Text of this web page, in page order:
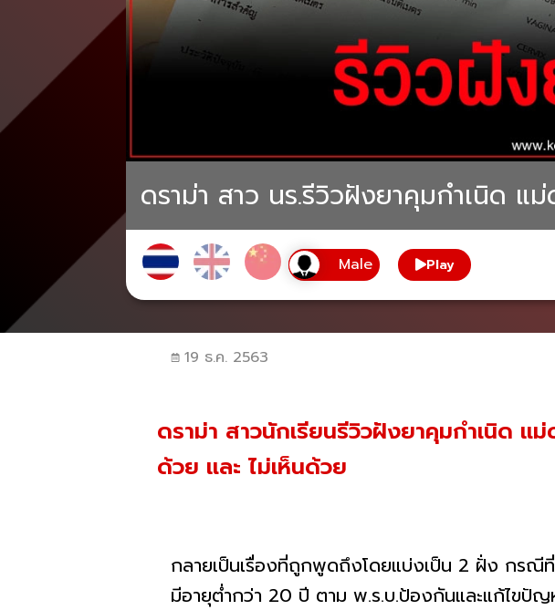
ดราม่า สาว นร.รีวิวฝังยาคุมกำเนิด แ
Play
19 ธ.ค. 2563
ดราม่า สาวนักเรียนรีวิวฝังยาคุมกำเนิด แ
ด้วย และ ไม่เห็นด้วย
กลายเป็นเรื่องที่ถูกพูดถึงโดยแบ่งเป็น 2 ฝั่ง กรณี
มีอายุต่ำกว่า 20 ปี ตาม พ.ร.บ.ป้องกันและแก้ไขปัญ